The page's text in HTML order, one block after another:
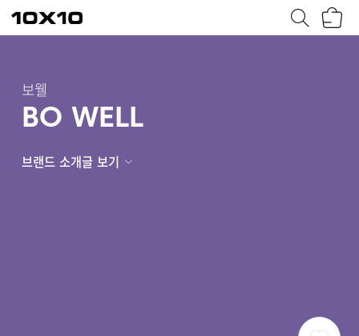
텐
바
보웰
BO WELL
브랜드 소개글 보기